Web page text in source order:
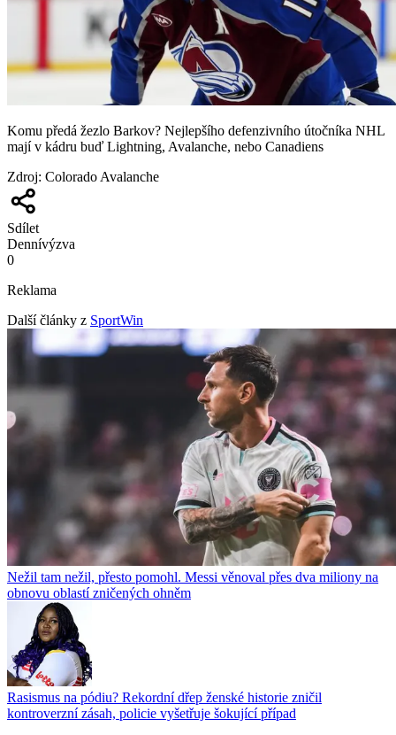
Komu předá žezlo Barkov? Nejlepšího defenzivního útočníka NHL
mají v kádru buď Lightning, Avalanche, nebo Canadiens
Zdroj: Colorado Avalanche
Sdílet
Dennívýzva
0
Reklama
Další články z SportWin
Nežil tam nežil, přesto pomohl. Messi věnoval přes dva miliony na
obnovu oblastí zničených ohněm
Rasismus na pódiu? Rekordní dřep ženské historie zničil
kontroverzní zásah, policie vyšetřuje šokující případ